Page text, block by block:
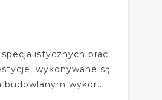
prac
wykonywane są
wykor...